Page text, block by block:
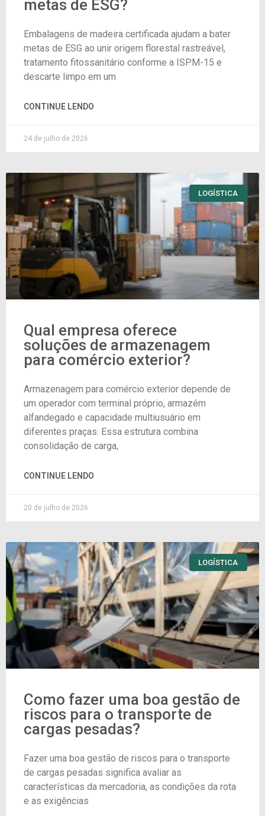
metas de ESG?
Embalagens de madeira certificada ajudam a bater
metas de ESG ao unir origem florestal rastreável,
tratamento fitossanitário conforme a ISPM-15 e
descarte limpo em um
CONTINUE LENDO
24 de julho de 2026
LOGÍSTICA
Qual empresa oferece
soluções de armazenagem
para comércio exterior?
Armazenagem para comércio exterior depende de
um operador com terminal próprio, armazém
alfandegado e capacidade multiusuário em
diferentes praças. Essa estrutura combina
consolidação de carga,
CONTINUE LENDO
20 de julho de 2026
LOGÍSTICA
Como fazer uma boa gestão de
riscos para o transporte de
cargas pesadas?
Fazer uma boa gestão de riscos para o transporte
de cargas pesadas significa avaliar as
características da mercadoria, as condições da rota
e as exigências